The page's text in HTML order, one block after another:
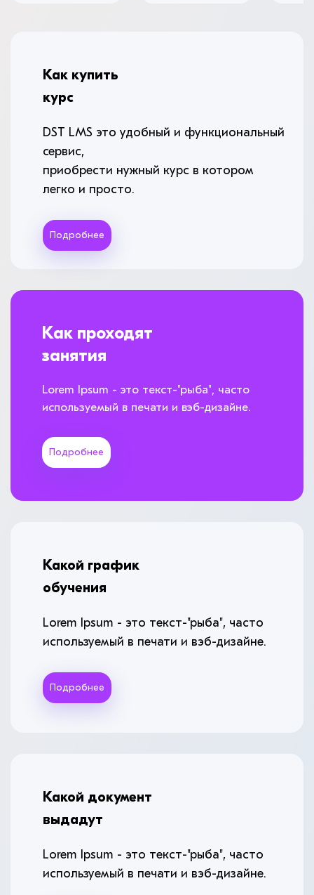
Как купить
курс
DST LMS это удобный и функциональный
сервис,
приобрести нужный курс в котором
легко и просто.
Подробнее
Как проходят
занятия
Lorem Ipsum - это текст-"рыба", часто
используемый в печати и вэб-дизайне.
Подробнее
Какой график
обучения
Lorem Ipsum - это текст-"рыба", часто
используемый в печати и вэб-дизайне.
Подробнее
Какой документ
выдадут
Lorem Ipsum - это текст-"рыба", часто
используемый в печати и вэб-дизайне.